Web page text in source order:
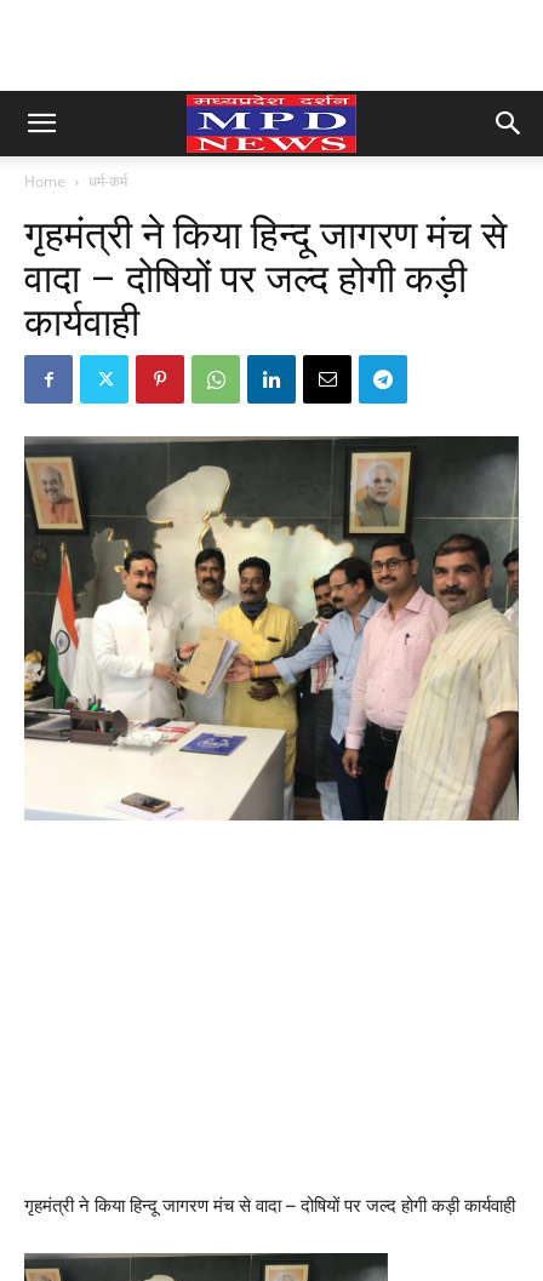
Home धर्म-कर्म
गृहमंत्री ने किया हिन्दू जागरण मंच से
वादा – दोषियों पर जल्द होगी कड़ी
कार्यवाही
गृहमंत्री ने किया हिन्दू जागरण मंच से वादा – दोषियों पर जल्द होगी कड़ी कार्यवाही